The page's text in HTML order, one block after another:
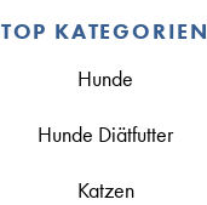
TOP KATEGORIEN
Hunde
Hunde Diätfutter
Katzen